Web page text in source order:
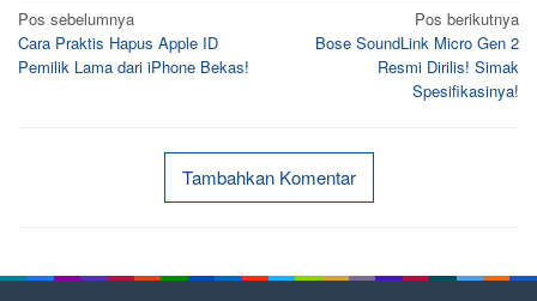
Navigasi
pos
Pos sebelumnya
Cara Praktis Hapus Apple ID
Pemilik Lama dari iPhone Bekas!
Pos berikutnya
Bose SoundLink Micro Gen 2
Resmi Dirilis! Simak
Spesifikasinya!
Tambahkan Komentar